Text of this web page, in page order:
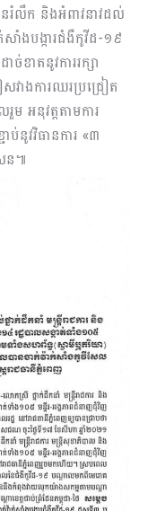
នរំលឹក និងអំពាវនាវដល់
ងបង្ការជំងឺកូវីដ-១៩
ខាតនូវការរក្សា
វាងការឈរប្រជ្រៀត
អនុវត្តតាមការ
នូវវិធានការ «៣
ន៕